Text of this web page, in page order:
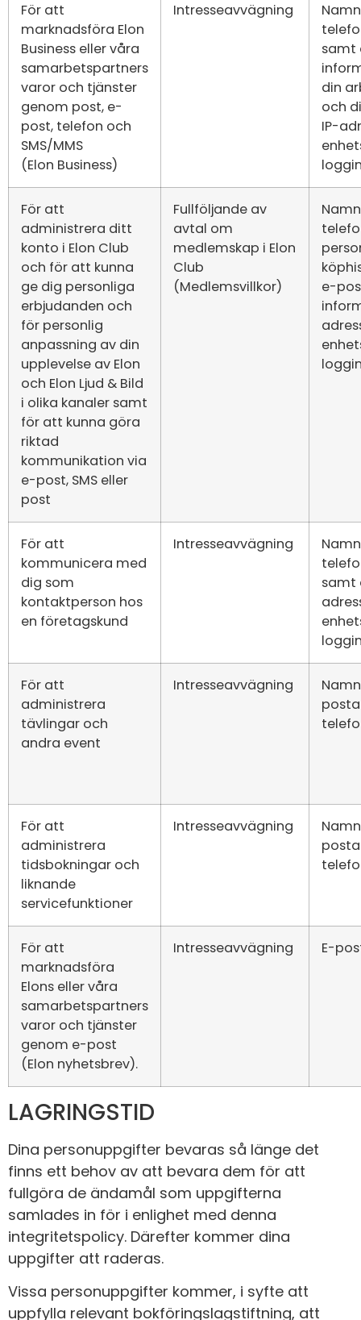
För att
marknadsföra Elon
Business eller våra
samarbetspartners
varor och tjänster
genom post, e-
post, telefon och
SMS/MMS
(Elon Business)
Intresseavvägning
samt
din
och
IP-
För att
administrera ditt
konto i Elon Club
och för att kunna
ge dig personliga
erbjudanden och
för personlig
anpassning av din
upplevelse av Elon
och Elon Ljud & Bild
i olika kanaler samt
för att kunna göra
riktad
kommunikation via
e-post, SMS eller
post
Fullföljande av
avtal om
medlemskap i Elon
Club
(Medlemsvillkor)
e-
För att
kommunicera med
dig som
kontaktperson hos
en företagskund
Intresseavvägning
samt
För att
administrera
tävlingar och
andra event
Intresseavvägning
För att
administrera
tidsbokningar och
liknande
servicefunktioner
Intresseavvägning
För att
marknadsföra
Elons eller våra
samarbetspartners
varor och tjänster
genom e-post
(Elon nyhetsbrev).
Intresseavvägning E-
LAGRINGSTID
Dina personuppgifter bevaras så länge det
finns ett behov av att bevara dem för att
fullgöra de ändamål som uppgifterna
samlades in för i enlighet med denna
integritetspolicy. Därefter kommer dina
uppgifter att raderas.
Vissa personuppgifter kommer, i syfte att
uppfylla relevant bokföringslagstiftning, att